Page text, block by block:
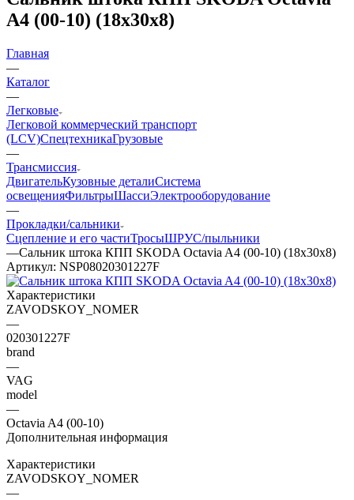
A4 (00-10) (18х30х8)
Главная
—
Каталог
—
Легковые
Легковой коммерческий транспорт
(LCV)СпецтехникаГрузовые
—
Трансмиссия
ДвигательКузовные деталиСистема
освещенияФильтрыШассиЭлектрооборудование
—
Прокладки/сальники
Сцепление и его частиТросыШРУС/пыльники
—Сальник штока КПП SKODA Octavia A4 (00-10) (18х30х8)
Артикул: NSP08020301227F
Характеристики
ZAVODSKOY_NOMER
—
020301227F
brand
—
VAG
model
—
Octavia A4 (00-10)
Дополнительная информация
Характеристики
ZAVODSKOY_NOMER
—